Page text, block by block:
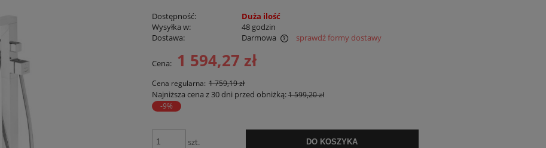
Dostępność:
Duża ilość
Wysyłka w:
48 godzin
Dostawa:
Darmowa
Cena nie zawiera ewentualnych kosztów
sprawdź formy dostawy
Cena: 1 594,27 zł
Cena regularna: 1 759,19 zł
Najniższa cena z 30 dni przed obniżką:1 599,20 zł
-9%
szt. DO KOSZYKA